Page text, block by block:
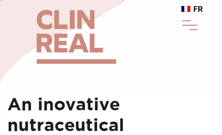
FR
An inovative
nutraceutical